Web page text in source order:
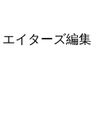
イターズ編集